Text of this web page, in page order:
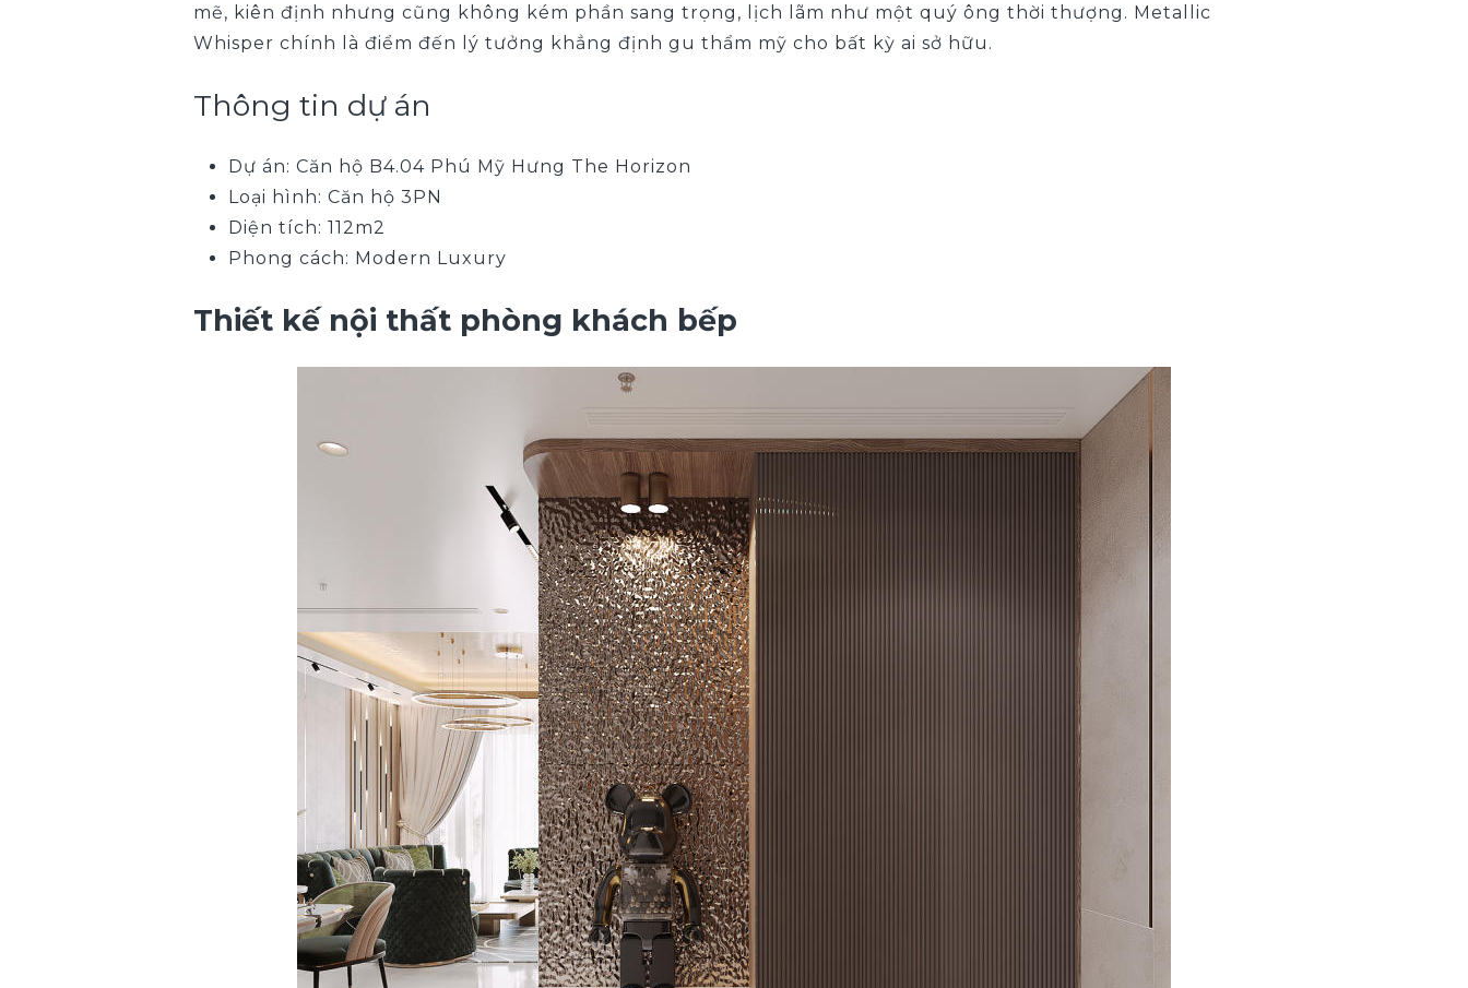
mẽ, kiên định nhưng cũng không kém phần sang trọng, lịch lãm như một quý ông thời thượng. Metallic
Whisper chính là điểm đến lý tưởng khẳng định gu thẩm mỹ cho bất kỳ ai sở hữu.
Thông tin dự án
Dự án: Căn hộ B4.04 Phú Mỹ Hưng The Horizon
Loại hình: Căn hộ 3PN
Diện tích: 112m2
Phong cách: Modern Luxury
Thiết kế nội thất phòng khách bếp